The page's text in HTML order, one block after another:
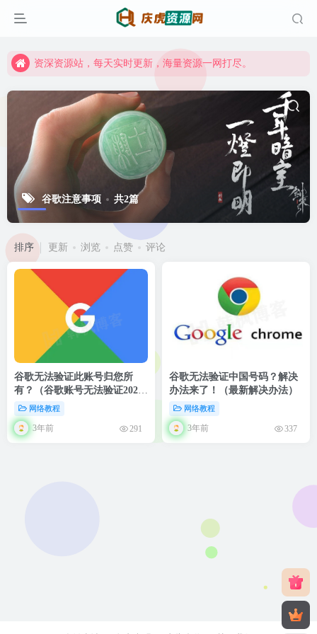
资深资源站，每天实时更新，海量资源一网打尽。
资深资源站，每天实时更新，海量资源一网打尽。
谷歌注意事项 共2篇
排序 更新 浏览 点赞 评论
谷歌无法验证此账号归您所
有？（谷歌账号无法验证2023
最新解决方法）
网络教程
3年前 291
谷歌无法验证中国号码？解决
办法来了！（最新解决办法）
网络教程
3年前 337